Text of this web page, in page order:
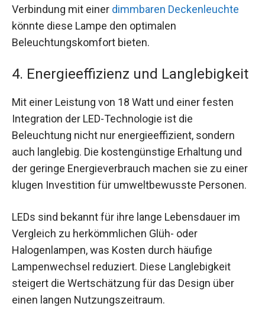
Verbindung mit einer dimmbaren Deckenleuchte
könnte diese Lampe den optimalen
Beleuchtungskomfort bieten.
4. Energieeffizienz und Langlebigkeit
Mit einer Leistung von 18 Watt und einer festen
Integration der LED-Technologie ist die
Beleuchtung nicht nur energieeffizient, sondern
auch langlebig. Die kostengünstige Erhaltung und
der geringe Energieverbrauch machen sie zu einer
klugen Investition für umweltbewusste Personen.
LEDs sind bekannt für ihre lange Lebensdauer im
Vergleich zu herkömmlichen Glüh- oder
Halogenlampen, was Kosten durch häufige
Lampenwechsel reduziert. Diese Langlebigkeit
steigert die Wertschätzung für das Design über
einen langen Nutzungszeitraum.